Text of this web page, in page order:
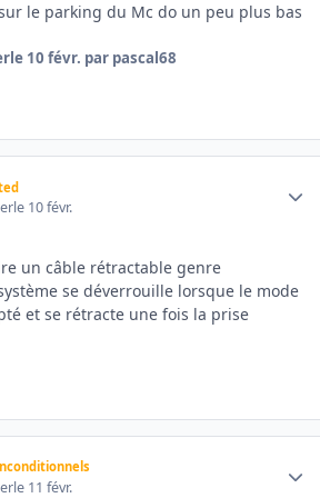
le parking du Mc do un peu plus bas
le 10 févr. par pascal68
le 10 févr.
un câble rétractable genre
se déverrouille lorsque le mode
et se rétracte une fois la prise
le 11 févr.